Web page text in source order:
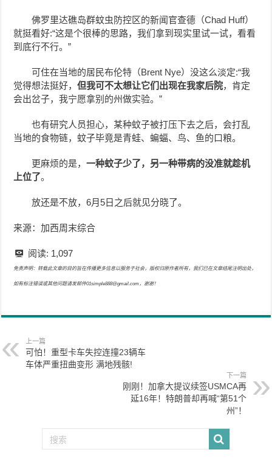
佛罗里达礁岛群蚊虫防控区的新闻官查德（Chad Huff）
就挺看好:“这是个很棒的思路，我们拿到现实里试一试，看看
到底行不行。”
可住在当地的居民布伦特（Brent Nye）没这么淡定:“我
觉得想法挺好，但我可不太想让它们出现在我家后院，肯定
会出岔子，我宁愿拿别的州做实验。”
也有研究人员担心，某种蚊子被打压下去之后，会打乱
当地的食物链，蚊子毕竟是青蛙、蝙蝠、鸟、鱼的口粮。
更麻烦的是，一种蚊子少了，另一种带病的没准就趁机
上位了。
放还是不放，6月5日之后就见分晓了。
来源：加西周末综合
阅读: 1,097
免责声明：转载此文章的目的旨在传播更多信息以服务于社会，版权归原作者所有，我们已在文章结尾注明出处，
如有标注错误或其他问题请发邮件01simple888@gmail.com，谢谢！
上一篇
可怕！重型卡车失控连撞23辆车
车体严重扭曲变形 满地残骸!
下一篇
刚刚！加拿大提议续签USMCA再
延16年！特朗普却再喊“第51个
州”！